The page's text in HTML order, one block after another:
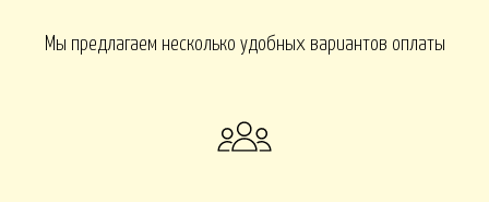
Мы предлагаем несколько удобных вариантов оплаты